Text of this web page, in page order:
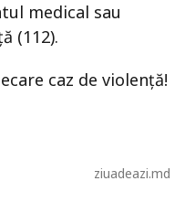
medical sau
(112).
caz de violență!
ziuadeazi.md